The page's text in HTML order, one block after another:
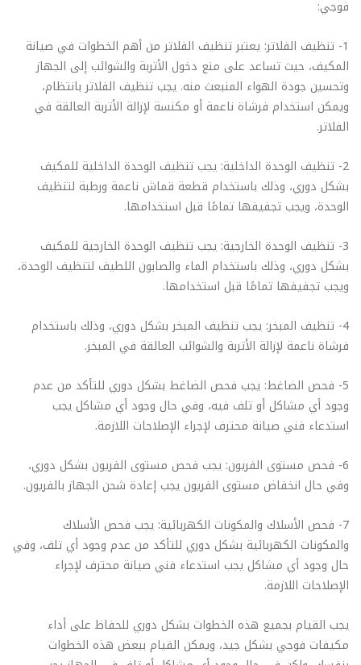
فوجي:
1- تنظيف الفلاتر: يعتبر تنظيف الفلاتر من أهم الخطوات في صيانة
المكيف، حيث تساعد على منع دخول الأتربة والشوائب إلى الجهاز
وتحسين جودة الهواء المنبعث منه. يجب تنظيف الفلاتر بانتظام،
ويمكن استخدام فرشاة ناعمة أو مكنسة لإزالة الأتربة العالقة في
الفلاتر.
2- تنظيف الوحدة الداخلية: يجب تنظيف الوحدة الداخلية للمكيف
بشكل دوري، وذلك باستخدام قطعة قماش ناعمة ورطبة لتنظيف
الوحدة، ويجب تجفيفها تمامًا قبل استخدامها.
3- تنظيف الوحدة الخارجية: يجب تنظيف الوحدة الخارجية للمكيف
بشكل دوري، وذلك باستخدام الماء والصابون اللطيف لتنظيف الوحدة،
ويجب تجفيفها تمامًا قبل استخدامها.
4- تنظيف المبخر: يجب تنظيف المبخر بشكل دوري، وذلك باستخدام
فرشاة ناعمة لإزالة الأتربة والشوائب العالقة في المبخر.
5- فحص الضاغط: يجب فحص الضاغط بشكل دوري للتأكد من عدم
وجود أي مشاكل أو تلف فيه، وفي حال وجود أي مشاكل يجب
استدعاء فني صيانة محترف لإجراء الإصلاحات اللازمة.
6- فحص مستوى الفريون: يجب فحص مستوى الفريون بشكل دوري،
وفي حال انخفاض مستوى الفريون يجب إعادة شحن الجهاز بالفريون.
7- فحص الأسلاك والمكونات الكهربائية: يجب فحص الأسلاك
والمكونات الكهربائية بشكل دوري للتأكد من عدم وجود أي تلف، وفي
حال وجود أي مشاكل يجب استدعاء فني صيانة محترف لإجراء
الإصلاحات اللازمة.
يجب القيام بجميع هذه الخطوات بشكل دوري للحفاظ على أداء
مكيفات فوجي بشكل جيد، ويمكن القيام ببعض هذه الخطوات